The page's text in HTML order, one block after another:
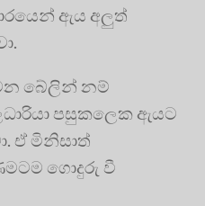
ඇය අලුත්
බේලින් නම්
පසුකලෙක ඇයට
ඒ මිනිසාත්
ගොදුරු වී